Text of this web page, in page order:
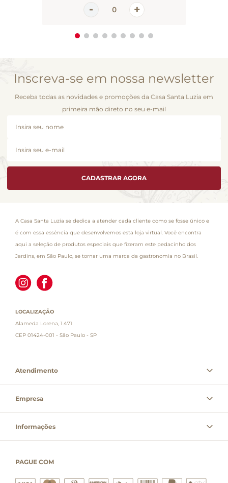
Inscreva-se em nossa newsletter
Receba todas as novidades e promoções da Casa Santa Luzia em
primeira mão direto no seu e-mail
CADASTRAR AGORA
A Casa Santa Luzia se dedica a atender cada cliente como se fosse único e
é com essa essência que desenvolvemos esta loja virtual. Você encontra
aqui a seleção de produtos especiais que fizeram este pedacinho dos
Jardins, em São Paulo, se tornar uma marca da gastronomia no Brasil.
LOCALIZAÇÃO
Alameda Lorena, 1.471
CEP 01424-001 - São Paulo - SP
Atendimento
Empresa
Informações
PAGUE COM